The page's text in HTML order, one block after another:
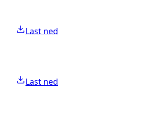
Last ned
Last ned